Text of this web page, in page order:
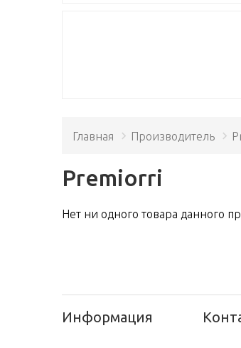
Главная Производитель
Premiorri
Нет ни одного товара данного
Информация